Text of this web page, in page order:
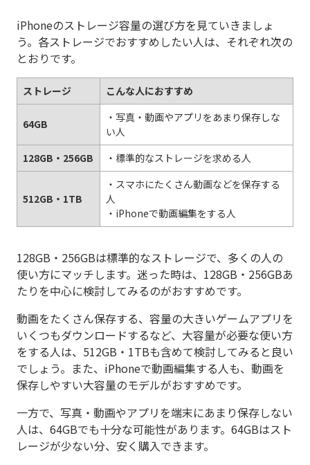
iPhoneのストレージ容量の選び方を見ていきましょ
う。各ストレージでおすすめしたい人は、それぞれ次の
とおりです。
ストレージ こんな人におすすめ
64GB
・写真・動画やアプリをあまり保存しな
い人
128GB・256GB
・標準的なストレージを求める人
512GB・1TB
・スマホにたくさん動画などを保存する
人
・iPhoneで動画編集をする人
128GB・256GBは標準的なストレージで、多くの人の
使い方にマッチします。迷った時は、128GB・256GBあ
たりを中心に検討してみるのがおすすめです。
動画をたくさん保存する、容量の大きいゲームアプリを
いくつもダウンロードするなど、大容量が必要な使い方
をする人は、512GB・1TBも含めて検討してみると良い
でしょう。また、iPhoneで動画編集する人も、動画を
保存しやすい大容量のモデルがおすすめです。
一方で、写真・動画やアプリを端末にあまり保存しない
人は、64GBでも十分な可能性があります。64GBはスト
レージが少ない分、安く購入できます。